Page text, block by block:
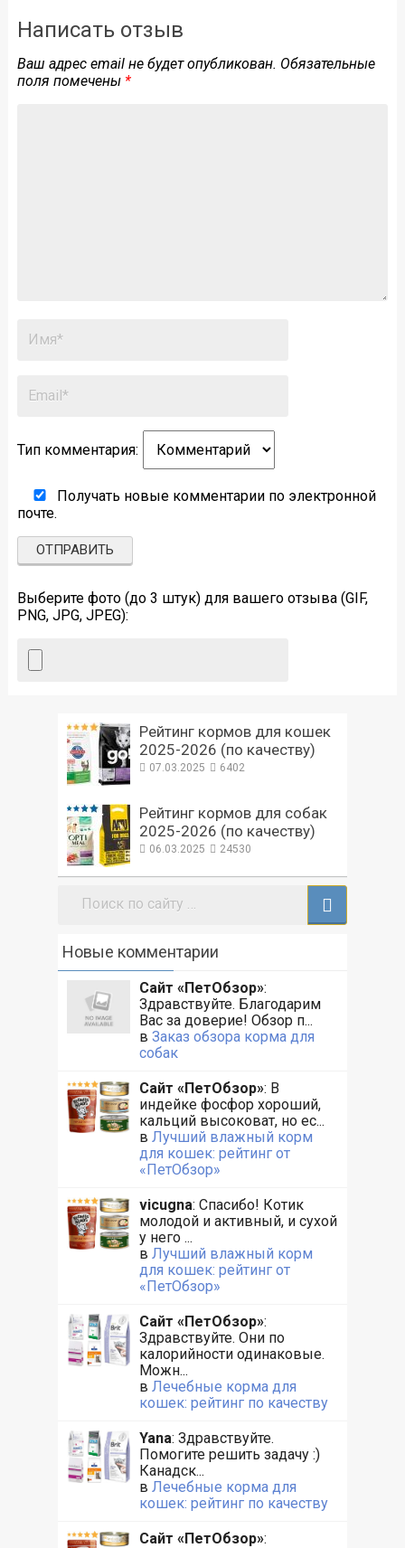
Написать отзыв
Ваш адрес email не будет опубликован. Обязательные
поля помечены *
Тип комментария:
Получать новые комментарии по электронной
почте.
Выберите фото (до 3 штук) для вашего отзыва (GIF,
PNG, JPG, JPEG):
Рейтинг кормов для кошек
2025-2026 (по качеству)
07.03.2025 6402
Рейтинг кормов для собак
2025-2026 (по качеству)
06.03.2025 24530
Поиск:
Новые комментарии
Сайт «ПетОбзор»:
Здравствуйте. Благодарим
Вас за доверие! Обзор п...
в Заказ обзора корма для
собак
Сайт «ПетОбзор»: В
индейке фосфор хороший,
кальций высоковат, но ес...
в Лучший влажный корм
для кошек: рейтинг от
«ПетОбзор»
vicugna: Спасибо! Котик
молодой и активный, и сухой
у него ...
в Лучший влажный корм
для кошек: рейтинг от
«ПетОбзор»
Сайт «ПетОбзор»:
Здравствуйте. Они по
калорийности одинаковые.
Можн...
в Лечебные корма для
кошек: рейтинг по качеству
Yana: Здравствуйте.
Помогите решить задачу :)
Канадск...
в Лечебные корма для
кошек: рейтинг по качеству
Сайт «ПетОбзор»: